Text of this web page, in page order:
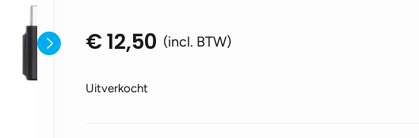
€12,50 (incl. BTW)
Uitverkocht